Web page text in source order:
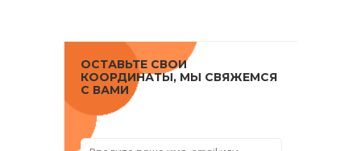
ОСТАВЬТЕ СВОИ
КООРДИНАТЫ, МЫ СВЯЖЕМСЯ
С ВАМИ